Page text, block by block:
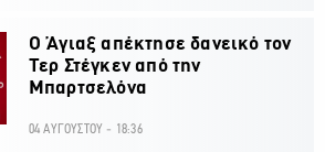
Ο Άγιαξ απέκτησε δανεικό τον
Τερ Στέγκεν από την
Μπαρτσελόνα
04 ΑΥΓΟΥΣΤΟΥ - 18:36